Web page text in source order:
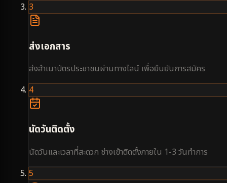
3
ส่งเอกสาร
ส่งสำเนาบัตรประชาชนผ่านทางไลน์ เพื่อยืนยันการสมัคร
4
นัดวันติดตั้ง
นัดวันและเวลาที่สะดวก ช่างเข้าติดตั้งภายใน 1-3 วันทำการ
5